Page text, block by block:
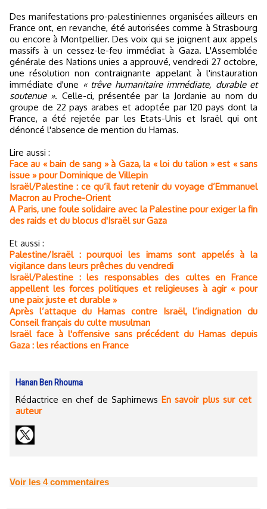
Des manifestations pro-palestiniennes organisées ailleurs en
France ont, en revanche, été autorisées comme à Strasbourg
ou encore à Montpellier. Des voix qui se joignent aux appels
massifs à un cessez-le-feu immédiat à Gaza. L'Assemblée
générale des Nations unies a approuvé, vendredi 27 octobre,
une résolution non contraignante appelant à l'instauration
immédiate d'une « trêve humanitaire immédiate, durable et
soutenue ». Celle-ci, présentée par la Jordanie au nom du
groupe de 22 pays arabes et adoptée par 120 pays dont la
France, a été rejetée par les Etats-Unis et Israël qui ont
dénoncé l'absence de mention du Hamas.
Lire aussi :
Face au « bain de sang » à Gaza, la « loi du talion » est « sans
issue » pour Dominique de Villepin
Israël/Palestine : ce qu’il faut retenir du voyage d’Emmanuel
Macron au Proche-Orient
A Paris, une foule solidaire avec la Palestine pour exiger la fin
des raids et du blocus d'Israël sur Gaza
Et aussi :
Palestine/Israël : pourquoi les imams sont appelés à la
vigilance dans leurs prêches du vendredi
Israël/Palestine : les responsables des cultes en France
appellent les forces politiques et religieuses à agir « pour
une paix juste et durable »
Après l’attaque du Hamas contre Israël, l’indignation du
Conseil français du culte musulman
Israël face à l'offensive sans précédent du Hamas depuis
Gaza : les réactions en France
Hanan Ben Rhouma
Rédactrice en chef de SaphirnewsEn savoir plus sur cet
auteur
Voir les 4commentaires